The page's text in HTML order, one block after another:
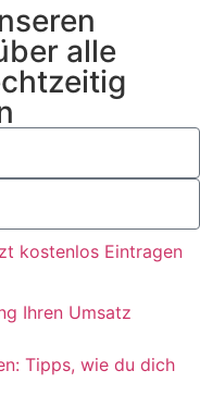
alle
kostenlos Eintragen
Ihren Umsatz
Tipps, wie du dich